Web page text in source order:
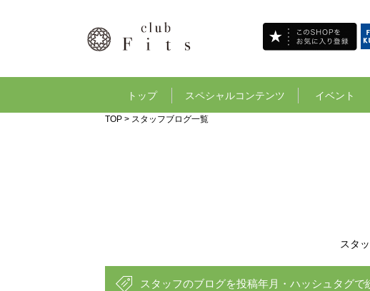
トップ スペシャルコンテンツ イベント
TOP > スタッフブログ一覧
スタ
スタッフのブログを投稿年月・ハッシュタグ